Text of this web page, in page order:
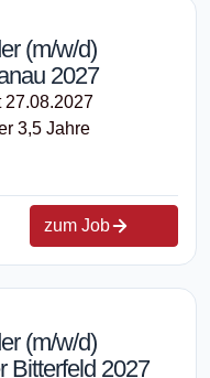
(m/w/d)
2027
27.08.2027
3,5 Jahre
zum Job
(m/w/d)
Bitterfeld 2027